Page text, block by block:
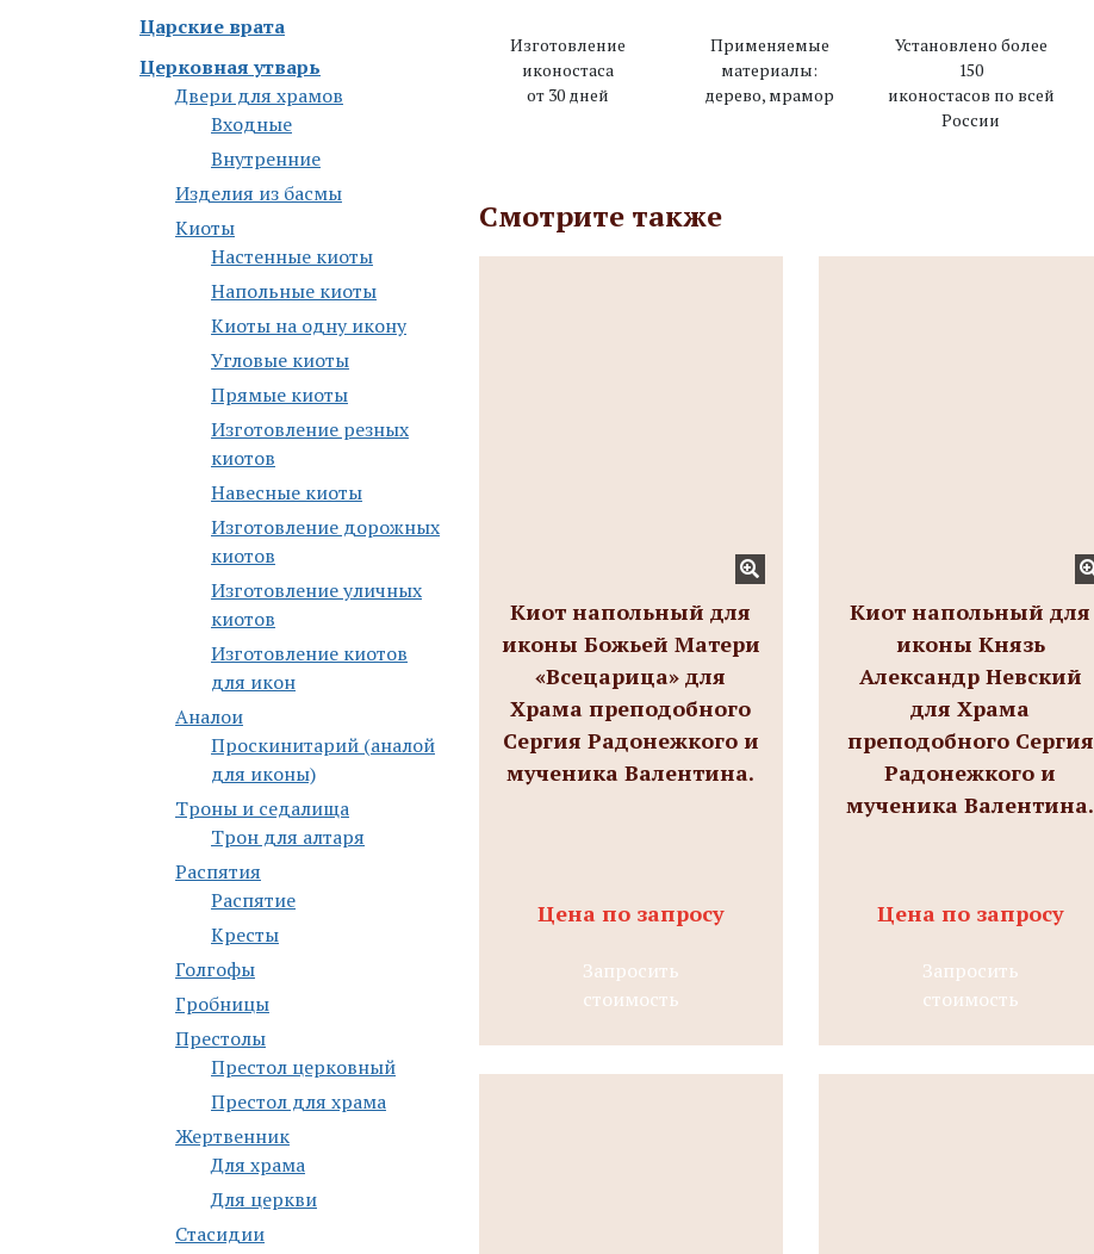
Царские врата
Церковная утварь
Двери для храмов
Входные
Внутренние
Изделия из басмы
Киоты
Настенные киоты
Напольные киоты
Киоты на одну икону
Угловые киоты
Прямые киоты
Изготовление резных
киотов
Навесные киоты
Изготовление дорожных
киотов
Изготовление уличных
киотов
Изготовление киотов
для икон
Аналои
Проскинитарий (аналой
для иконы)
Троны и седалища
Трон для алтаря
Распятия
Распятие
Кресты
Голгофы
Гробницы
Престолы
Престол церковный
Престол для храма
Жертвенник
Для храма
Для церкви
Стасидии
Изготовление
иконостаса
от 30 дней
Применяемые
материалы:
дерево, мрамор
Установлено более
150
иконостасов по всей
России
Смотрите также
Киот напольный для
иконы Божьей Матери
«Всецарица» для
Храма преподобного
Сергия Радонежкого и
мученика Валентина.
Цена по запросу
Запросить
стоимость
Киот напольный для
иконы Князь
Александр Невский
для Храма
преподобного Сергия
Радонежкого и
мученика Валентина.
Цена по запросу
Запросить
стоимость